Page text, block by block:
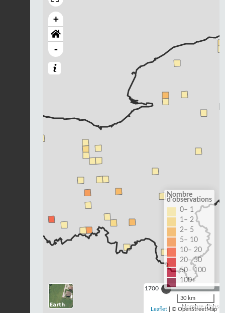
+
-
1700
Nombre
Nombre
d'observations
0– 1
1– 2
2– 5
5– 10
10– 20
20– 50
50– 100
100+
30 km
Leaflet | © OpenStreetMap